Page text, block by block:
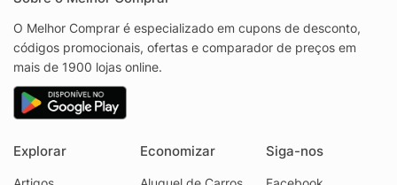
O Melhor Comprar é especializado em cupons de desconto,
códigos promocionais, ofertas e comparador de preços em
mais de 1900 lojas online.
Explorar Economizar Siga-nos